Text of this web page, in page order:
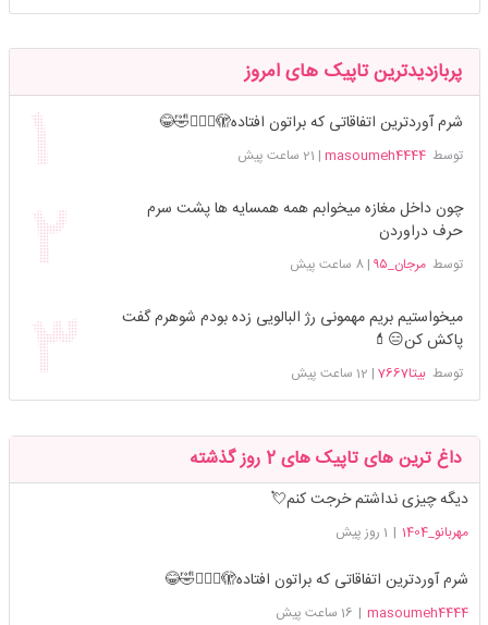
پربازدیدترین تاپیک های امروز
شرم آوردترین اتفاقاتی که براتون افتاده🫣🤦🏻‍♀️🤣😂
توسطmasoumeh4444
| 21 ساعت پیش
چون داخل مغازه میخوابم همه همسایه ها پشت سرم
حرف دراوردن
توسطمرجان_۹۵ |8 ساعت پیش
میخواستیم بریم مهمونی رژ البالویی زده بودم شوهرم گفت
پاکش کن😑💄
توسطبیتا7667 | 12 ساعت پیش
داغ ترین های تاپیک های 2 روز گذشته
دیگه چیزی نداشتم خرجت کنم💘
مهربانو_1404 | 1 روز پیش
شرم آوردترین اتفاقاتی که براتون افتاده🫣🤦🏻‍♀️🤣😂
masoumeh4444
| 16 ساعت پیش